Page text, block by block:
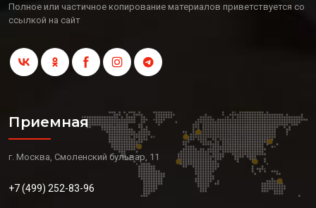
Полное или частичное копирование материалов приветствуется со
ссылкой на сайт
Приемная
г. Москва, Смоленский бульвар, 11
+7 (499) 252-83-96